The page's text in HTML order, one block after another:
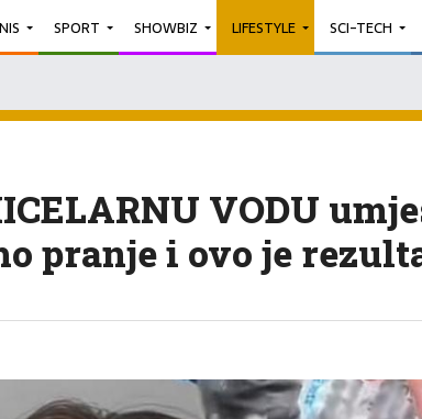
SPORT SHOWBIZ LIFESTYLE SCI-TECH
VODU
pranje i ovo je